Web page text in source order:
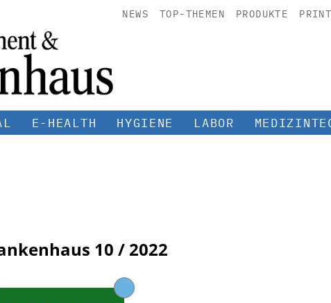
NEWS TOP-THEMEN PRODUKTE
E-HEALTH HYGIENE LABOR
10 / 2022